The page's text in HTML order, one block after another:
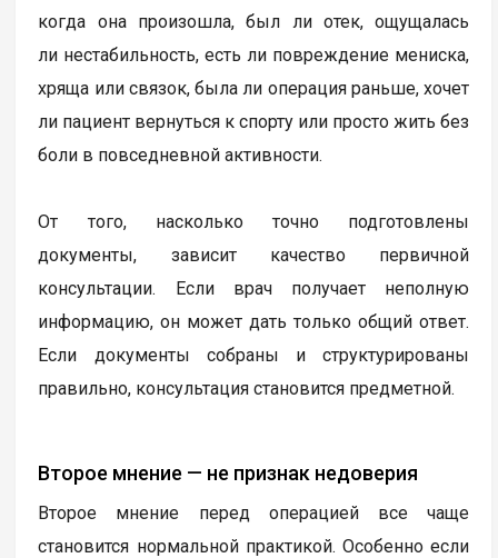
когда она произошла, был ли отек, ощущалась
ли нестабильность, есть ли повреждение мениска,
хряща или связок, была ли операция раньше, хочет
ли пациент вернуться к спорту или просто жить без
боли в повседневной активности.
От того, насколько точно подготовлены
документы, зависит качество первичной
консультации. Если врач получает неполную
информацию, он может дать только общий ответ.
Если документы собраны и структурированы
правильно, консультация становится предметной.
Второе мнение — не признак недоверия
Второе мнение перед операцией все чаще
становится нормальной практикой. Особенно если